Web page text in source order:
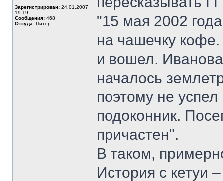
Зарегистрирован: 24.01.2007
19:19
Сообщения: 468
Откуда: Питер
"15 мая 2002
на чашечку
и вошел. Иванова
началось
поэтому не
подоконник.
причастен".
В таком,
История с кетуи